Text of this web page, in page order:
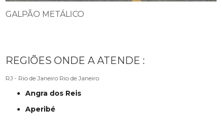
GALPÃO METÁLICO
REGIÕES ONDE A ATENDE :
RJ - Rio de Janeiro Rio de Janeiro
Angra dos Reis
Aperibé